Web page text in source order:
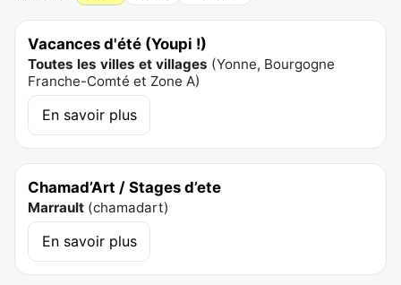
Vacances d'été (Youpi !)
Toutes les villes et villages (Yonne, Bourgogne
Franche-Comté et Zone A)
En savoir plus
Chamad’Art / Stages d’ete
Marrault (chamadart)
En savoir plus